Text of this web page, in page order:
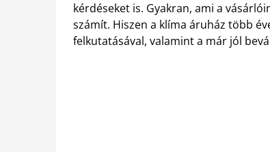
kérdéseket is. Gyakran, ami a
számít. Hiszen a klíma áruház több
felkutatásával, valamint a már jól